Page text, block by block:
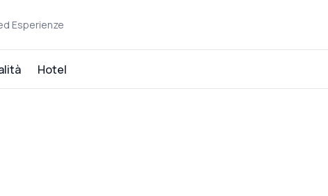
Esperienze
Hotel